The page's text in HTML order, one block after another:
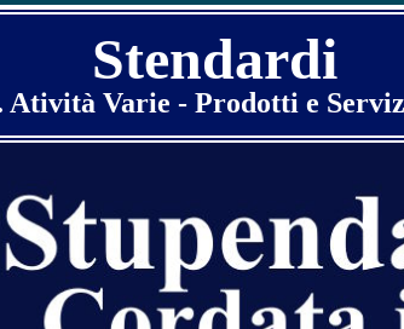
Stendardi
Atività Varie - Prodotti e